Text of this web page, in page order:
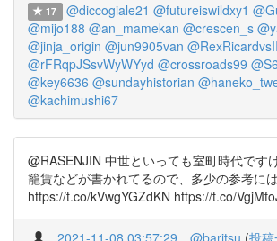
17 @diccogiale21 @futureiswildxy1
@mijo188 @an_mamekan @crescen_s
@jinja_origin @jun9905van
@rFRqpJSsvWyWYyd @crossroads99
@key6636 @sundayhistorian
@kachimushi67
@RASENJIN 中世といっても室町時代です
籠賃などが書かれてるので、多少の参考に
https://t.co/kVwgYGZdKN https://t.co/
2021-11-08 03:57:29 @baritsu (投